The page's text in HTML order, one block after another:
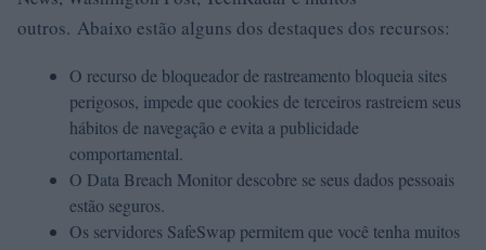
outros. Abaixo estão alguns dos destaques dos recursos:
O recurso de bloqueador de rastreamento bloqueia sites
perigosos, impede que cookies de terceiros rastreiem seus
hábitos de navegação e evita a publicidade
comportamental.
O Data Breach Monitor descobre se seus dados pessoais
estão seguros.
Os servidores SafeSwap permitem que você tenha muitos